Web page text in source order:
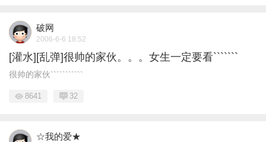
破网
2006-6-6 18:52
[灌水][乱弹]很帅的家伙。。。女生一定要看```````
很帅的家伙```````````
8641 32
☆我的爱★